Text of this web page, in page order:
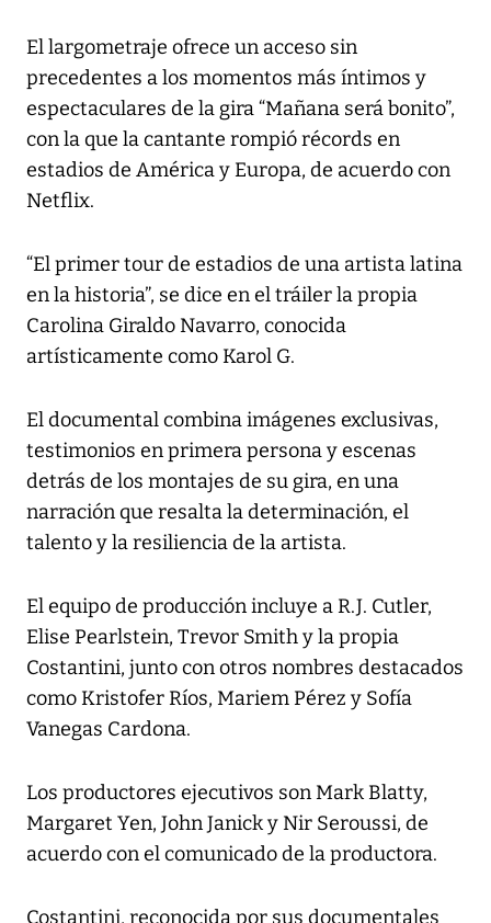
El largometraje ofrece un acceso sin
precedentes a los momentos más íntimos y
espectaculares de la gira “Mañana será bonito”,
con la que la cantante rompió récords en
estadios de América y Europa, de acuerdo con
Netflix.
“El primer tour de estadios de una artista latina
en la historia”, se dice en el tráiler la propia
Carolina Giraldo Navarro, conocida
artísticamente como Karol G.
El documental combina imágenes exclusivas,
testimonios en primera persona y escenas
detrás de los montajes de su gira, en una
narración que resalta la determinación, el
talento y la resiliencia de la artista.
El equipo de producción incluye a R.J. Cutler,
Elise Pearlstein, Trevor Smith y la propia
Costantini, junto con otros nombres destacados
como Kristofer Ríos, Mariem Pérez y Sofía
Vanegas Cardona.
Los productores ejecutivos son Mark Blatty,
Margaret Yen, John Janick y Nir Seroussi, de
acuerdo con el comunicado de la productora.
Costantini, reconocida por sus documentales